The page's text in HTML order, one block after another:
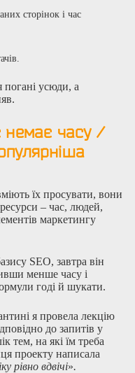
сторінок і час
усюди, а
немає часу /
їх просувати, вони
– час, людей,
маркетингу
SEO, завтра він
менше часу і
годі й шукати.
я провела лекцію
до запитів у
тем, на які їм треба
проекту написала
рівно вдвічі».